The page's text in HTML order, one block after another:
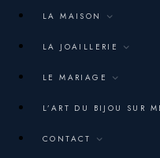
LA MAISON
LA JOAILLERIE
LE MARIAGE
L’ART DU BIJOU SUR
CONTACT